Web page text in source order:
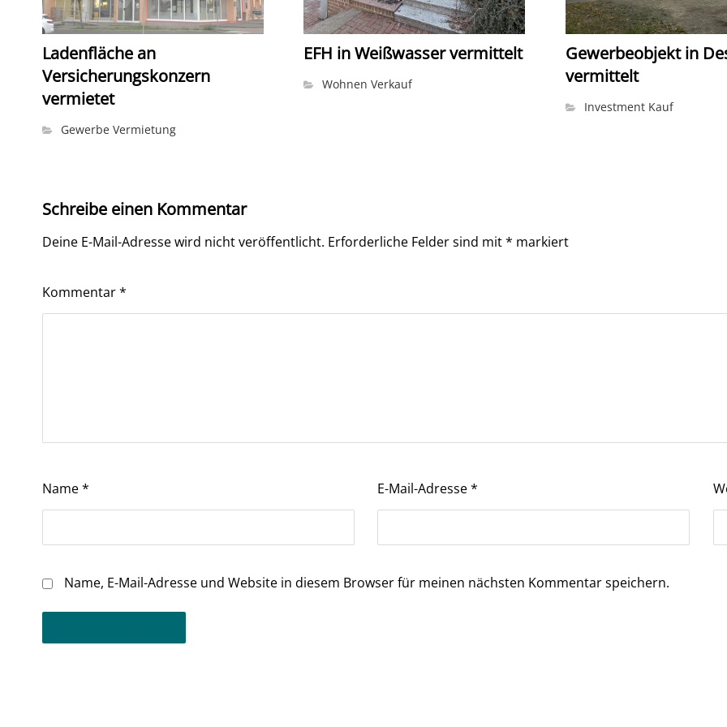
Ladenfläche an
Versicherungskonzern
vermietet
Gewerbe Vermietung
EFH in Weißwasser vermittelt
Wohnen Verkauf
Gewerbeobjekt in
vermittelt
Investment Kauf
Schreibe einen Kommentar
Deine E-Mail-Adresse wird nicht veröffentlicht. Erforderliche Felder sind mit* markiert
Kommentar*
Name* E-Mail-Adresse*
Name, E-Mail-Adresse und Website in diesem Browser für meinen nächsten Kommentar speichern.